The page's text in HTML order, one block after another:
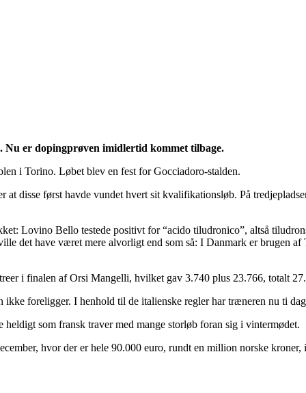
Nu er dopingprøven imidlertid kommet tilbage.
i Torino. Løbet blev en fest for Gocciadoro-stalden.
disse først havde vundet hvert sit kvalifikationsløb. På
Lovino Bello testede positivt for “acido tiludronico”, altså
det have været mere alvorligt end som så: I Danmark er brugen
i finalen af Orsi Mangelli, hvilket gav 3.740 plus 23.766, totalt
foreligger. I henhold til de italienske regler har træneren nu ti
som fransk traver med mange storløb foran sig i vintermødet.
hvor der er hele 90.000 euro, rundt en million norske